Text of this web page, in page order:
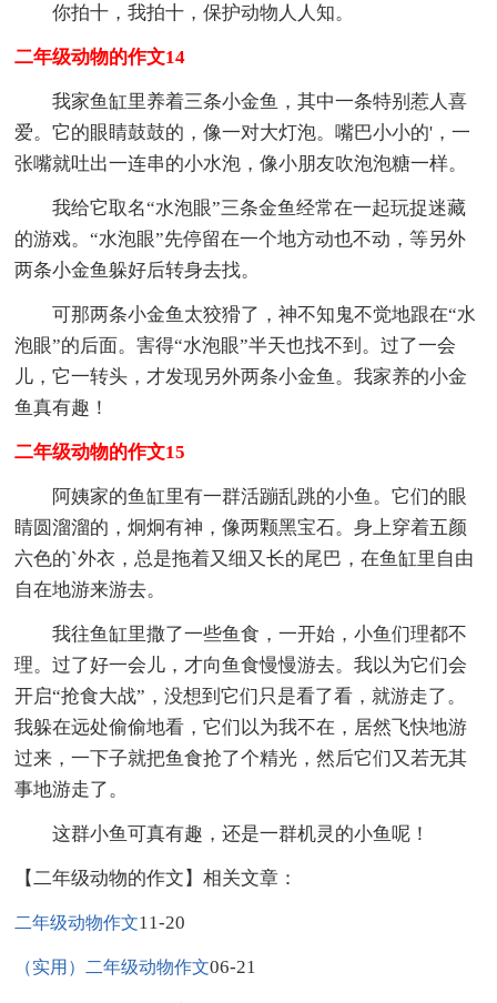
你拍十，我拍十，保护动物人人知。
二年级动物的作文14
我家鱼缸里养着三条小金鱼，其中一条特别惹人喜
爱。它的眼睛鼓鼓的，像一对大灯泡。嘴巴小小的'，一
张嘴就吐出一连串的小水泡，像小朋友吹泡泡糖一样。
我给它取名“水泡眼”三条金鱼经常在一起玩捉迷藏
的游戏。“水泡眼”先停留在一个地方动也不动，等另外
两条小金鱼躲好后转身去找。
可那两条小金鱼太狡猾了，神不知鬼不觉地跟在“水
泡眼”的后面。害得“水泡眼”半天也找不到。过了一会
儿，它一转头，才发现另外两条小金鱼。我家养的小金
鱼真有趣！
二年级动物的作文15
阿姨家的鱼缸里有一群活蹦乱跳的小鱼。它们的眼
睛圆溜溜的，炯炯有神，像两颗黑宝石。身上穿着五颜
六色的`外衣，总是拖着又细又长的尾巴，在鱼缸里自由
自在地游来游去。
我往鱼缸里撒了一些鱼食，一开始，小鱼们理都不
理。过了好一会儿，才向鱼食慢慢游去。我以为它们会
开启“抢食大战”，没想到它们只是看了看，就游走了。
我躲在远处偷偷地看，它们以为我不在，居然飞快地游
过来，一下子就把鱼食抢了个精光，然后它们又若无其
事地游走了。
这群小鱼可真有趣，还是一群机灵的小鱼呢！
【二年级动物的作文】相关文章：
二年级动物作文11-20
（实用）二年级动物作文06-21